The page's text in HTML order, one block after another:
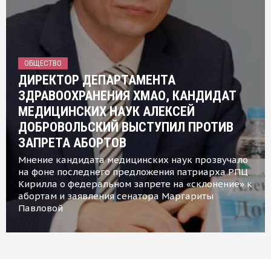
ОБЩЕСТВО
ДИРЕКТОР ДЕПАРТАМЕНТА
ЗДРАВООХРАНЕНИЯ ХМАО, КАНДИДАТ
МЕДИЦИНСКИХ НАУК АЛЕКСЕЙ
ДОБРОВОЛЬСКИЙ ВЫСТУПИЛ ПРОТИВ
ЗАПРЕТА АБОРТОВ
Мнение кандидата медицинских наук прозвучало
на фоне последнего предложения патриарха РПЦ
Кирилла о федеральном запрете на «склонение» к
абортам и заявления сенатора Маргариты
Павловой